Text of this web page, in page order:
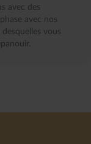
avec des
avec nos
vous